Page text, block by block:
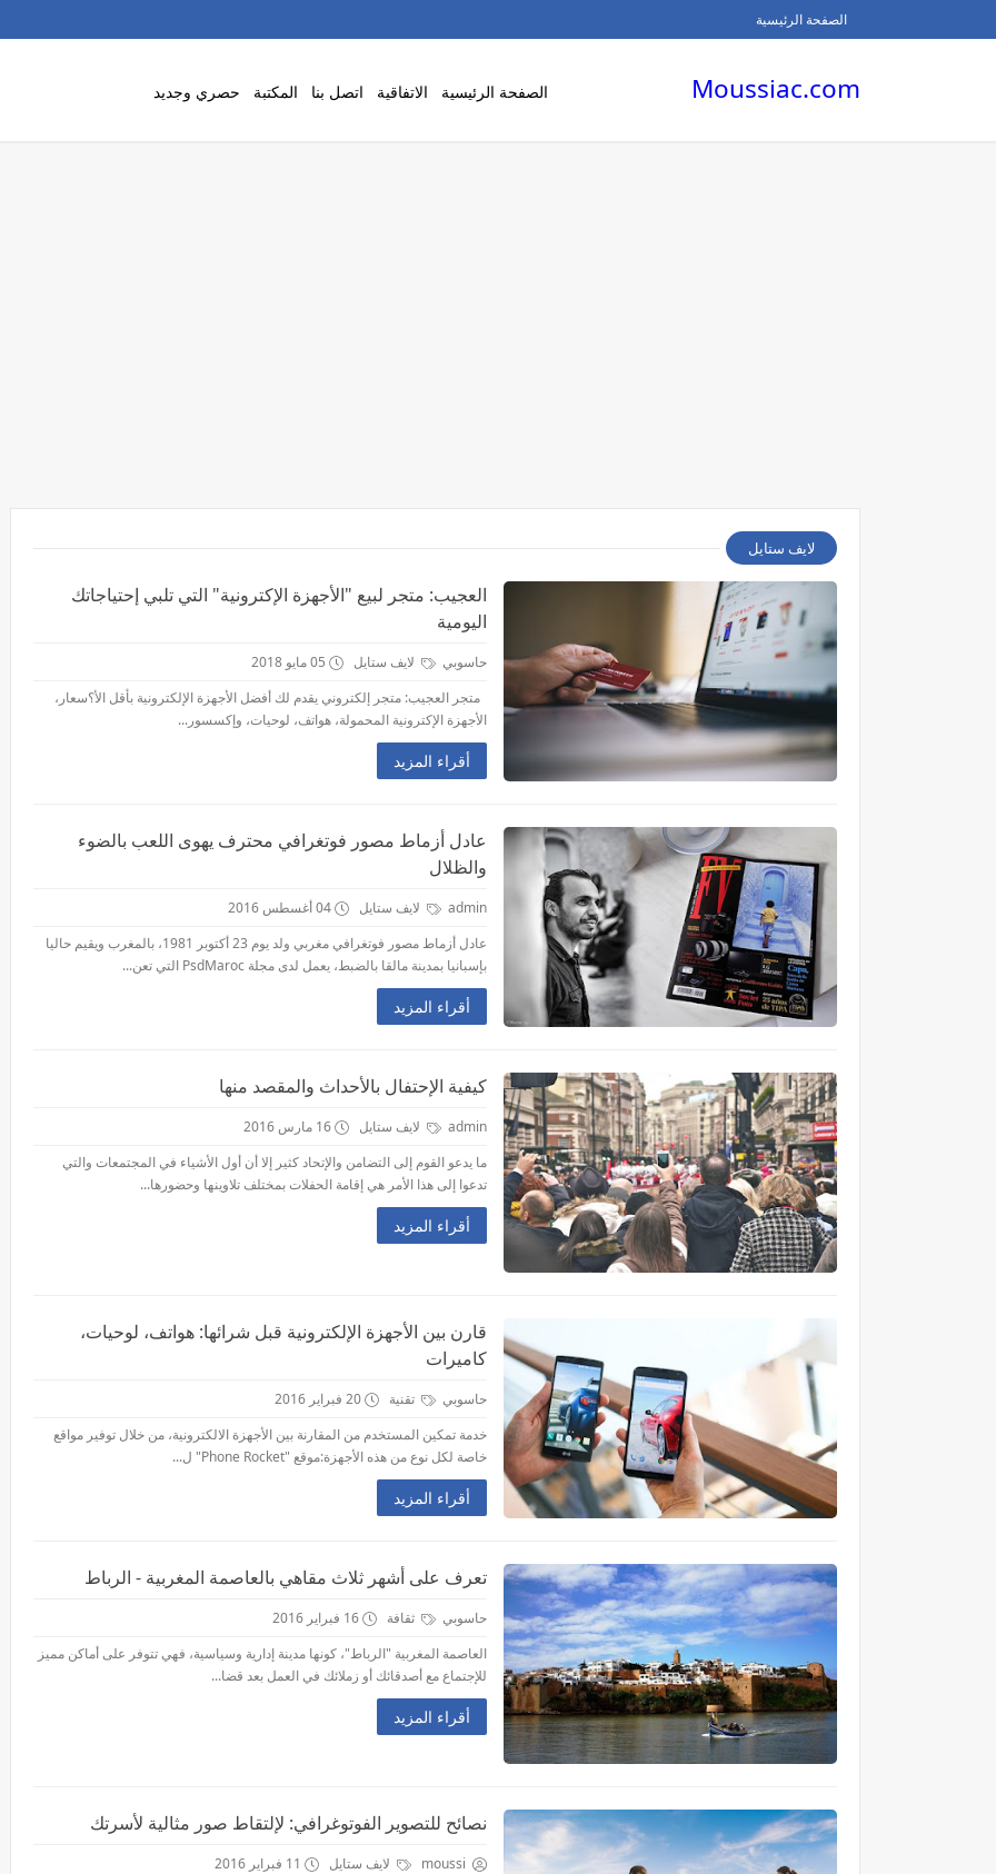
الصفحة الرئيسية
Moussiac.com الصفحة الرئيسية الاتفاقية اتصل بنا المكتبة حصري وجديد
لايف ستايل
العجيب: متجر لبيع "الأجهزة الإكترونية" التي تلبي إحتياجاتك
اليومية
حاسوبي لايف ستايل
05 مايو 2018
متجر العجيب: متجر إلكتروني يقدم لك أفضل الأجهزة الإلكترونية بأقل الأ؟سعار،
الأجهزة الإكترونية المحمولة، هواتف، لوحيات، وإكسسور...
أقراء المزيد
عادل أزماط مصور فوتغرافي محترف يهوى اللعب بالضوء
والظلال
admin لايف ستايل
04 أغسطس 2016
عادل أزماط مصور فوتغرافي مغربي ولد يوم 23 أكتوبر 1981، بالمغرب ويقيم حاليا
بإسبانيا بمدينة مالقا بالضبط، يعمل لدى مجلة PsdMaroc التي تعن...
أقراء المزيد
كيفية الإحتفال بالأحداث والمقصد منها
admin لايف ستايل
16 مارس 2016
ما يدعو القوم إلى التضامن والإتحاد كثير إلا أن أول الأشياء في المجتمعات والتي
تدعوا إلى هذا الأمر هي إقامة الحفلات بمختلف تلاوينها وحضورها...
أقراء المزيد
قارن بين الأجهزة الإلكترونية قبل شرائها: هواتف، لوحيات،
كاميرات
حاسوبي تقنية
20 فبراير 2016
خدمة تمكين المستخدم من المقارنة بين الأجهزة الالكترونية، من خلال توفير مواقع
خاصة لكل نوع من هذه الأجهزة:موقع "Phone Rocket" ل...
أقراء المزيد
تعرف على أشهر ثلاث مقاهي بالعاصمة المغربية - الرباط
حاسوبي ثقافة
16 فبراير 2016
العاصمة المغربية "الرباط"، كونها مدينة إدارية وسياسية، فهي تتوفر على أماكن مميز
للإجتماع مع أصدقائك أو زملائك في العمل بعد قضا...
أقراء المزيد
نصائح للتصوير الفوتوغرافي: لإلتقاط صور مثالية لأسرتك
moussi لايف ستايل
11 فبراير 2016